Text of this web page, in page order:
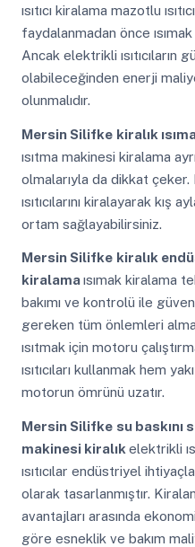
ısıtıcı kiralama mazotlu
faydalanmadan önce
Ancak elektrikli ısıtıcıların
olabileceğinden enerji
olunmalıdır.
Mersin Silifke kiralık
ısıtma makinesi kiralama
olmalarıyla da dikkat çeker.
ısıtıcılarını kiralayarak kış
ortam sağlayabilirsiniz.
Mersin Silifke kiralık
kiralamaısımak kiralama
bakımı ve kontrolü ile
gereken tüm önlemleri
ısıtmak için motoru
ısıtıcıları kullanmak hem
motorun ömrünü uzatır.
Mersin Silifke su baskını
makinesi kiralık elektrikli
ısıtıcılar endüstriyel
olarak tasarlanmıştır.
avantajları arasında
göre esneklik ve bakım